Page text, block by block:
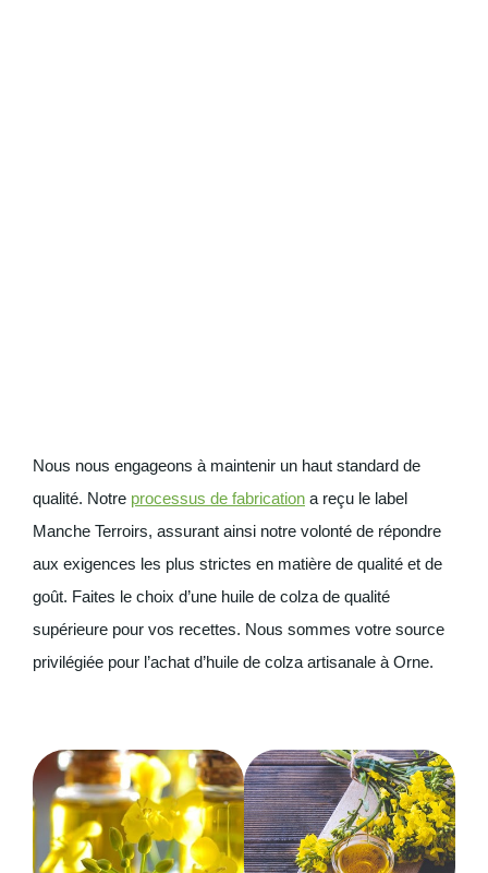
Nous nous engageons à maintenir un haut standard de
qualité. Notre processus de fabrication a reçu le label
Manche Terroirs, assurant ainsi notre volonté de répondre
aux exigences les plus strictes en matière de qualité et de
goût. Faites le choix d’une huile de colza de qualité
supérieure pour vos recettes. Nous sommes votre source
privilégiée pour l’achat d’huile de colza artisanale à Orne.